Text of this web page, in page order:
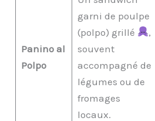
Panino al
Polpo
garni de poulpe
(polpo) grillé
,
souvent
accompagné de
légumes ou de
fromages
locaux.